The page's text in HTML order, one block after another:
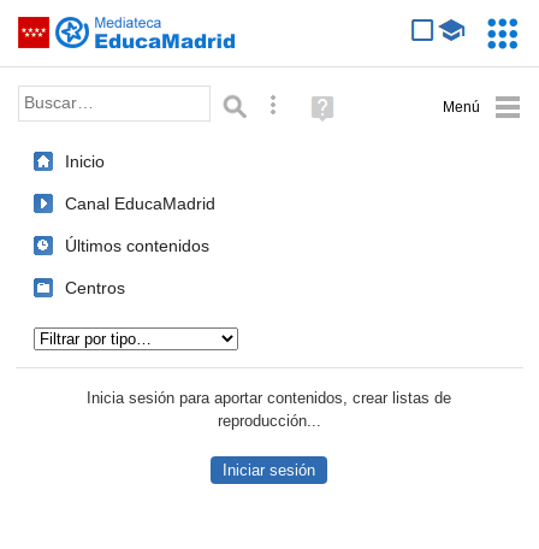
Saltar navegación
Palabra o frase: Búsqueda avanzada
Ayuda
(en
Inicio
Canal EducaMadrid
Últimos contenidos
Centros
Inicia sesión para aportar contenidos, crear listas de
reproducción...
Iniciar sesión